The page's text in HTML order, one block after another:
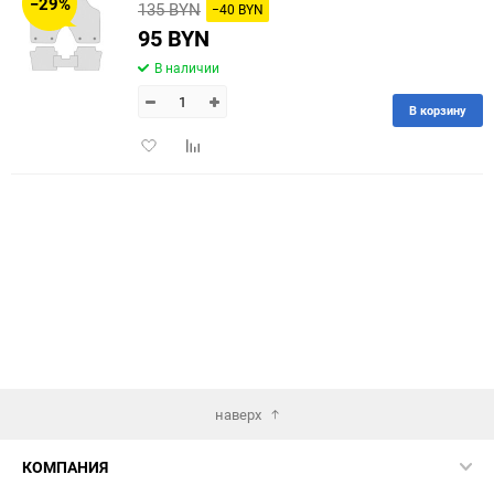
150
135 BYN −40 BYN
95 BYN
В наличии
ДобавитьДобавить
В корзину
наверх
КОМПАНИЯ